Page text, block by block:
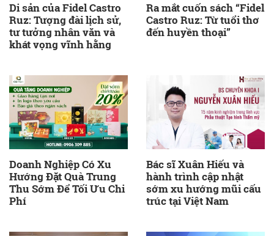
Di sản của Fidel Castro
Ruz: Tượng đài lịch sử,
tư tưởng nhân văn và
khát vọng vĩnh hằng
Ra mắt cuốn sách “Fidel
Castro Ruz: Từ tuổi thơ
đến huyền thoại”
Doanh Nghiệp Có Xu
Hướng Đặt Quà Trung
Thu Sớm Để Tối Ưu Chi
Phí
Bác sĩ Xuân Hiếu và
hành trình cập nhật
sớm xu hướng mũi cấu
trúc tại Việt Nam